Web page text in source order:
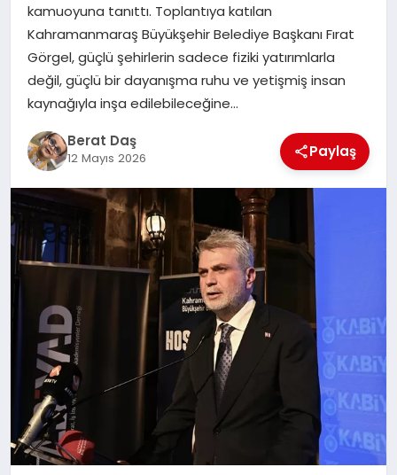
PAZARCIK
KÜNYE
kamuoyuna tanıttı. Toplantıya katılan
Kahramanmaraş Büyükşehir Belediye Başkanı Fırat
Görgel, güçlü şehirlerin sadece fiziki yatırımlarla
değil, güçlü bir dayanışma ruhu ve yetişmiş insan
kaynağıyla inşa edilebileceğine…
Berat Daş
12 Mayıs 2026 Paylaş